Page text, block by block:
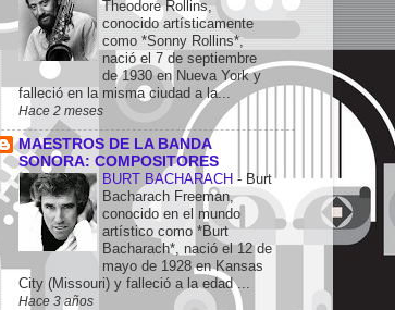
Theodore Rollins,
conocido artísticamente
como *Sonny Rollins*,
nació el 7 de septiembre
de 1930 en Nueva York y
falleció en la misma ciudad a la...
Hace 2 meses
MAESTROS DE LA BANDA
SONORA: COMPOSITORES
BURT BACHARACH - Burt
Bacharach Freeman,
conocido en el mundo
artístico como *Burt
Bacharach*, nació el 12 de
mayo de 1928 en Kansas
City (Missouri) y falleció a la edad ...
Hace 3 años